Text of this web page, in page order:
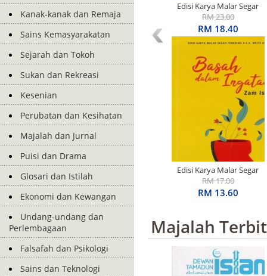
Kanak-kanak dan Remaja
Sains Kemasyarakatan
Sejarah dan Tokoh
Sukan dan Rekreasi
Kesenian
Perubatan dan Kesihatan
Majalah dan Jurnal
Puisi dan Drama
Glosari dan Istilah
Ekonomi dan Kewangan
Undang-undang dan
Perlembagaan
Falsafah dan Psikologi
Sains dan Teknologi
Edisi Karya Malar Segar
Penerima S.E.A. Write
Award: Kumpulan Cerpen:
Dan Coklat Mengalir Dari
Ruang Buncah
RM 23.00
RM 18.40
Edisi Karya Malar Segar
Penerima S.E.A. Write
Award: Basah Dalam
RM 17.00
RM 13.60
Majalah